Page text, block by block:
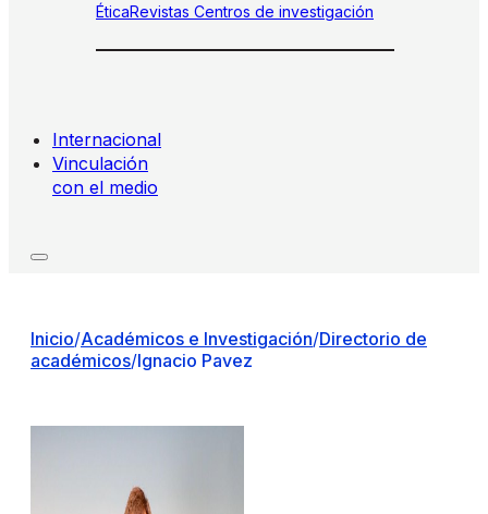
ÉticaRevistas Centros de investigación
Internacional
Vinculación
con el medio
Inicio/Académicos e Investigación/Directorio de
académicos/Ignacio Pavez